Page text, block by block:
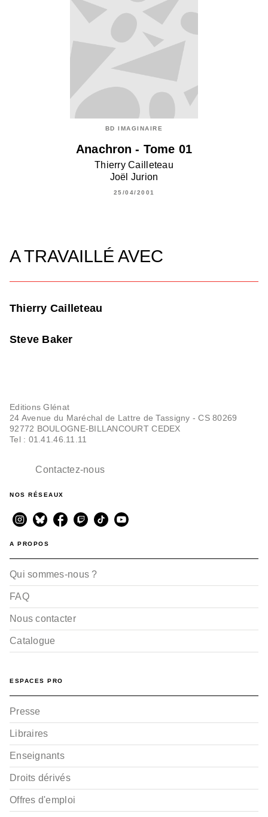
BD IMAGINAIRE
Anachron - Tome 01
Thierry Cailleteau
Joël Jurion
25/04/2001
A TRAVAILLÉ AVEC
Thierry Cailleteau
Steve Baker
Editions Glénat
24 Avenue du Maréchal de Lattre de Tassigny - CS 80269
92772 BOULOGNE-BILLANCOURT CEDEX
Tel : 01.41.46.11.11
Contactez-nous
NOS RÉSEAUX
A PROPOS
Qui sommes-nous ?
FAQ
Nous contacter
Catalogue
ESPACES PRO
Presse
Libraires
Enseignants
Droits dérivés
Offres d'emploi